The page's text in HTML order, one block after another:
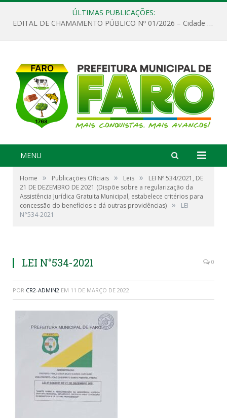
ÚLTIMAS PUBLICAÇÕES:
EDITAL DE CHAMAMENTO PÚBLICO Nº 01/2026 – Cidade de Faro
MENU
Home » Publicações Oficiais » Leis »
LEI Nº 534/2021, DE
21 DE DEZEMBRO DE 2021 (Dispõe sobre a regularização da
Assistência Jurídica Gratuita Municipal, estabelece critérios para
concessão do benefícios e dá outras providências) »
LEI
N°534-2021
LEI N°534-2021 0
POR CR2-ADMIN2 EM 11 DE MARÇO DE 2022